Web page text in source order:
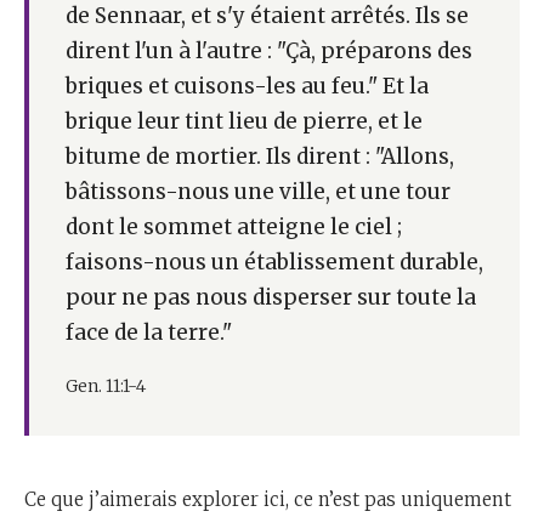
de Sennaar, et s'y étaient arrêtés. Ils se
dirent l'un à l'autre : "Çà, préparons des
briques et cuisons-les au feu." Et la
brique leur tint lieu de pierre, et le
bitume de mortier. Ils dirent : "Allons,
bâtissons-nous une ville, et une tour
dont le sommet atteigne le ciel ;
faisons-nous un établissement durable,
pour ne pas nous disperser sur toute la
face de la terre."
Gen. 11:1-4
Ce que j’aimerais explorer ici, ce n’est pas uniquement